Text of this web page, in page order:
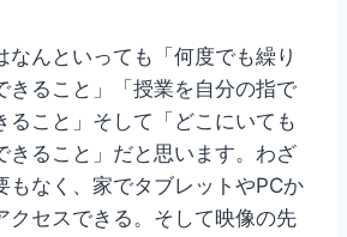
なんといっても「何度でも繰り
きること」「授業を自分の指で
ること」そして「どこにいても
きること」だと思います。わざ
もなく、家でタブレットやPCか
クセスできる。そして映像の先